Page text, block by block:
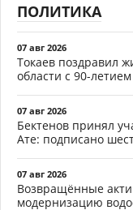
ПОЛИТИКА
07 авг 2026
Токаев поздравил
области с 90-
07 авг 2026
Бектенов принял
Ате: подписано
07 авг 2026
Возвращённые
модернизацию